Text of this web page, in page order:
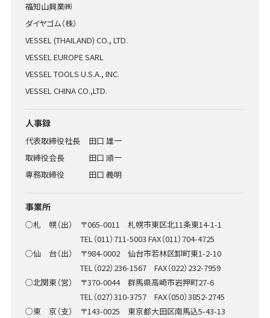
福知山興業㈱
ダイヤゴム（株）
VESSEL (THAILAND) CO., LTD.
VESSEL EUROPE SARL
VESSEL TOOLS U.S.A., INC.
VESSEL CHINA CO.,LTD.
人事録
代表取締役社長
田口 雄一
取締役会長
田口 順一
専務取締役
田口 義明
事業所
○札 幌（出） 〒065-0011 札幌市東区北11条東14-1-1
TEL（011）711-5003 FAX（011）704-4725
○仙 台（出） 〒984-0002 仙台市若林区卸町東1-2-10
TEL（022）236-1567 FAX（022）232-7959
○北関東（営） 〒370-0044 群馬県高崎市岩押町27-6
TEL（027）310-3757 FAX（050）3852-2745
○東 京（支） 〒143-0025 東京都大田区南馬込5-43-13